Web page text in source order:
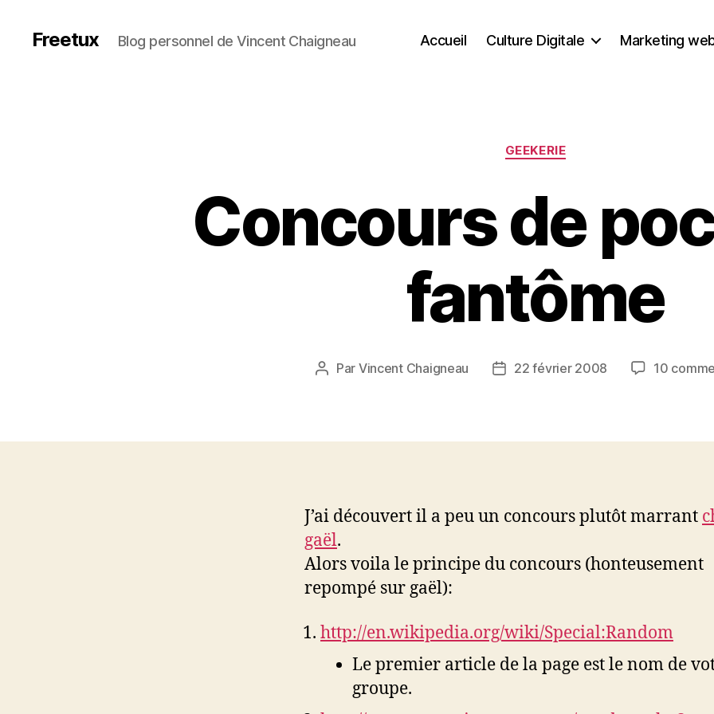
Freetux Blog personnel de Vincent Chaigneau Accueil Culture Digitale Marketing
Catégories
GEEKERIE
Concours de
fantôme
Auteur
Par Vincent Chaigneau
Date22 février 2008 10
J’ai découvert il a peu un concours plutôt marrant
gaël.
Alors voila le principe du concours (honteusement
repompé sur gaël):
http://en.wikipedia.org/wiki/Special:Random
Le premier article de la page est le nom de
groupe.